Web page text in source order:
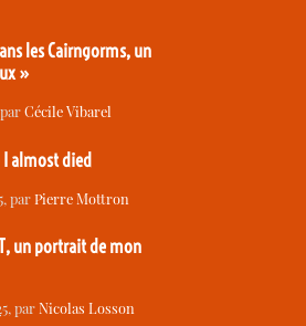
les Cairngorms, un
»
Cécile Vibarel
almost died
, parPierre Mottron
un portrait de mon
, parNicolas Losson